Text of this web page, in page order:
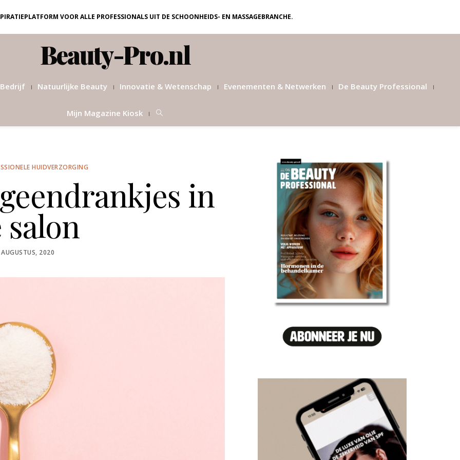
VOOR ALLE PROFESSIONALS UIT DE SCHOONHEIDS- EN MASSAGEBRANCHE.
Beauty-Pro.nl
Natuurlijke Beauty Innovatie & Wetenschap Evenementen & Netwerken De Beauty Professional
Mijn Magazine Kiosk
HUIDVERZORGING
in
salon
2020